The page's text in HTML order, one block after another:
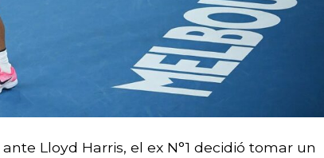
ante Lloyd Harris, el ex N°1 decidió tomar un